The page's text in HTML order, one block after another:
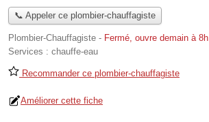
📞 Appeler ce plombier-chauffagiste
Plombier-Chauffagiste - Fermé, ouvre demain à 8h
Services : chauffe-eau
Recommander ce plombier-chauffagiste
Améliorer cette fiche